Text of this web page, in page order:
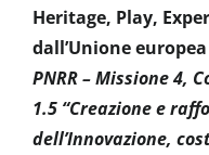
Heritage, Play,
dall’Unione
PNRR – Missione 4,
1.5 “Creazione e
dell’Innovazione,